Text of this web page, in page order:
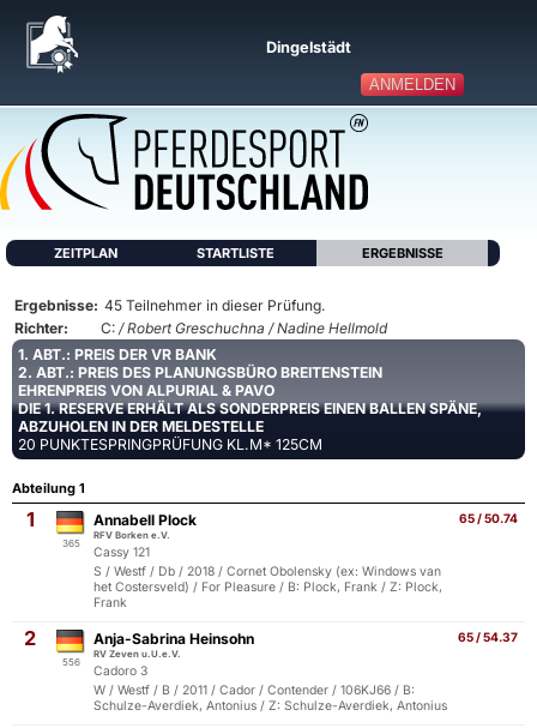
ANMELDEN
Dingelstädt
ZEITPLAN STARTLISTE ERGEBNISSE
Ergebnisse: 45 Teilnehmer in dieser Prüfung.
Richter:
C: / Robert Greschuchna / Nadine Hellmold
1. ABT.: PREIS DER VR BANK
2. ABT.: PREIS DES PLANUNGSBÜRO BREITENSTEIN
EHRENPREIS VON ALPURIAL & PAVO
DIE 1. RESERVE ERHÄLT ALS SONDERPREIS EINEN BALLEN SPÄNE,
ABZUHOLEN IN DER MELDESTELLE
20 PUNKTESPRINGPRÜFUNG KL.M* 125CM
Abteilung 1
1
365
65 / 50.74
Annabell Plock
RFV Borken e.V.
Cassy 121
S / Westf / Db / 2018 / Cornet Obolensky (ex: Windows van
het Costersveld) / For Pleasure / B: Plock, Frank / Z: Plock,
Frank
2
556
65 / 54.37
Anja-Sabrina Heinsohn
RV Zeven u.U.e.V.
Cadoro 3
W / Westf / B / 2011 / Cador / Contender / 106KJ66 / B:
Schulze-Averdiek, Antonius / Z: Schulze-Averdiek, Antonius